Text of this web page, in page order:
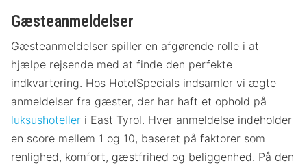
Gæsteanmeldelser
Gæsteanmeldelser spiller en afgørende rolle i at
hjælpe rejsende med at finde den perfekte
indkvartering. Hos HotelSpecials indsamler vi ægte
anmeldelser fra gæster, der har haft et ophold på
luksushoteller i East Tyrol. Hver anmeldelse indeholder
en score mellem 1 og 10, baseret på faktorer som
renlighed, komfort, gæstfrihed og beliggenhed. På den